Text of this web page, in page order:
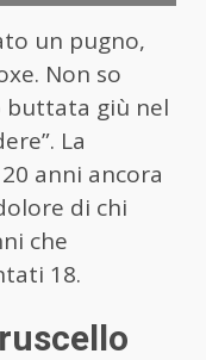
un pugno,
Non so
buttata giù nel
La
anni ancora
di chi
che
18.